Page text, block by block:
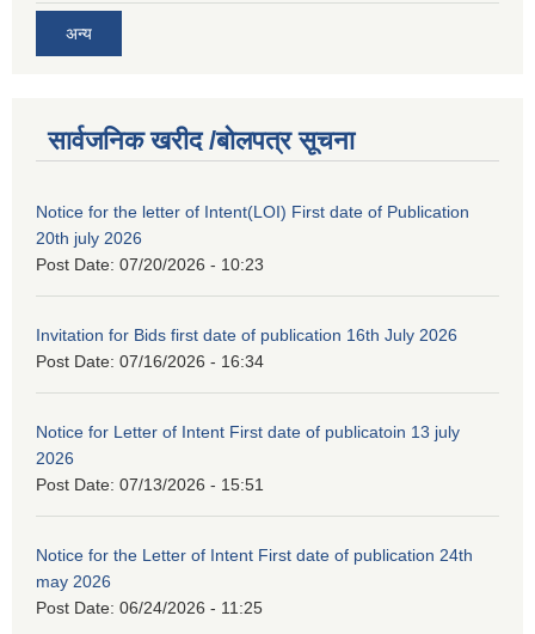
अन्य
सार्वजनिक खरीद /बोलपत्र सूचना
Notice for the letter of Intent(LOI) First date of Publication
20th july 2026
Post Date: 07/20/2026 - 10:23
Invitation for Bids first date of publication 16th July 2026
Post Date: 07/16/2026 - 16:34
Notice for Letter of Intent First date of publicatoin 13 july
2026
Post Date: 07/13/2026 - 15:51
Notice for the Letter of Intent First date of publication 24th
may 2026
Post Date: 06/24/2026 - 11:25